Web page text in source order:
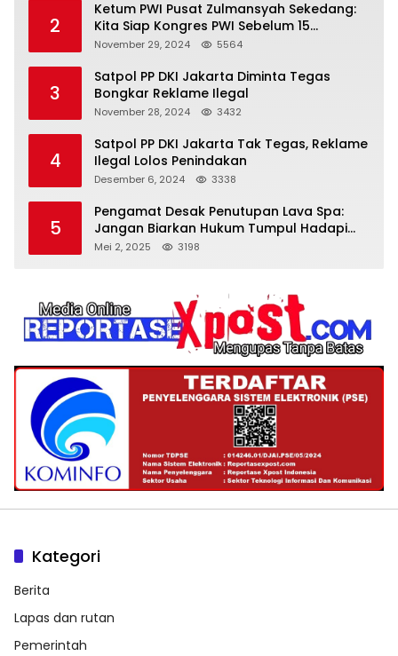
2
Ketum PWI Pusat Zulmansyah Sekedang:
Kita Siap Kongres PWI Sebelum 15
Desember 2024
November 29, 2024 5564
3
Satpol PP DKI Jakarta Diminta Tegas
Bongkar Reklame Ilegal
November 28, 2024 3432
4
Satpol PP DKI Jakarta Tak Tegas, Reklame
Ilegal Lolos Penindakan
Desember 6, 2024 3338
5
Pengamat Desak Penutupan Lava Spa:
Jangan Biarkan Hukum Tumpul Hadapi
‘Spa Berkedok
Mei 2, 2025 3198
Kategori
Berita
Lapas dan rutan
Pemerintah